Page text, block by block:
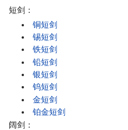
短剑：
铜短剑
锡短剑
铁短剑
铅短剑
银短剑
钨短剑
金短剑
铂金短剑
阔剑：